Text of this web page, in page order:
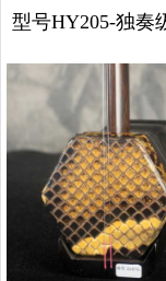
型号HY205-独奏